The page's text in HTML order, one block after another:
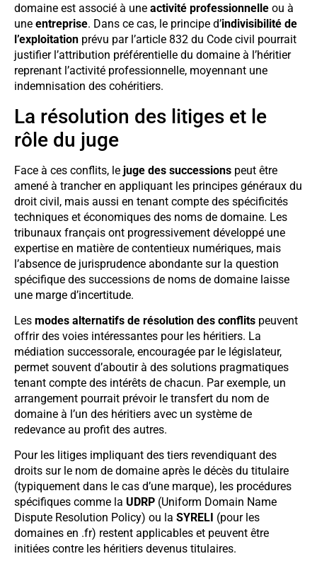
domaine est associé à une activité professionnelle ou à
une entreprise. Dans ce cas, le principe d’indivisibilité de
l’exploitation prévu par l’article 832 du Code civil pourrait
justifier l’attribution préférentielle du domaine à l’héritier
reprenant l’activité professionnelle, moyennant une
indemnisation des cohéritiers.
La résolution des litiges et le
rôle du juge
Face à ces conflits, le juge des successions peut être
amené à trancher en appliquant les principes généraux du
droit civil, mais aussi en tenant compte des spécificités
techniques et économiques des noms de domaine. Les
tribunaux français ont progressivement développé une
expertise en matière de contentieux numériques, mais
l’absence de jurisprudence abondante sur la question
spécifique des successions de noms de domaine laisse
une marge d’incertitude.
Les modes alternatifs de résolution des conflits peuvent
offrir des voies intéressantes pour les héritiers. La
médiation successorale, encouragée par le législateur,
permet souvent d’aboutir à des solutions pragmatiques
tenant compte des intérêts de chacun. Par exemple, un
arrangement pourrait prévoir le transfert du nom de
domaine à l’un des héritiers avec un système de
redevance au profit des autres.
Pour les litiges impliquant des tiers revendiquant des
droits sur le nom de domaine après le décès du titulaire
(typiquement dans le cas d’une marque), les procédures
spécifiques comme la UDRP (Uniform Domain Name
Dispute Resolution Policy) ou la SYRELI (pour les
domaines en .fr) restent applicables et peuvent être
initiées contre les héritiers devenus titulaires.